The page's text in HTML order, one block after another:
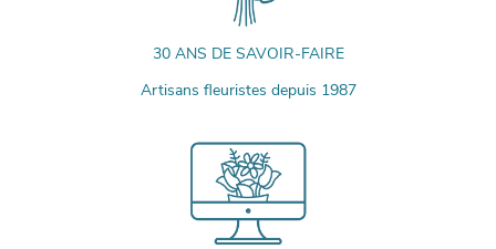
30 ANS DE SAVOIR-FAIRE
Artisans fleuristes depuis 1987